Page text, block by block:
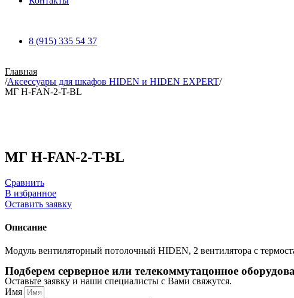
8 (915) 335 54 37
Главная
/Аксессуары для шкафов HIDEN и HIDEN EXPERT/
МГ H-FAN-2-T-BL
МГ H-FAN-2-T-BL
Сравнить
В избранное
Оставить заявку
Описание
Модуль вентиляторный потолочный HIDEN, 2 вентилятора с
Подберем серверное или телекоммутацонное
Оставьте заявку и наши специалисты с Вами свяжутся.
Имя